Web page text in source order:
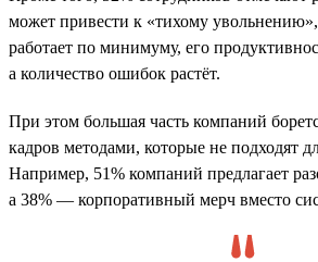
может привести к «тихому увольнению»,
работает по минимуму, его
а количество ошибок растёт.
При этом большая часть компаний
кадров методами, которые не подходят
Например, 51% компаний предлагает
а 38% — корпоративный мерч вместо